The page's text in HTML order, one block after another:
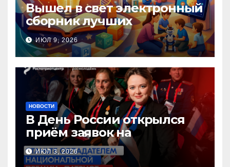
Вышел в свет электронный
сборник лучших
инновационных практик
педагогов дошкольного
образования!
ИЮЛ 9, 2026
НОВОСТИ
В День России открылся
приём заявок на
Национальную премию
«Патриот»
ИЮЛ 3, 2026